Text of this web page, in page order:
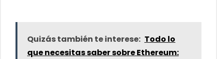
Quizás también te interese: Todo lo
que necesitas saber sobre Ethereum: